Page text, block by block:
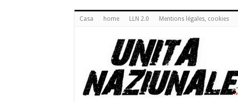
Casa home LLN 2.0 Mentions légales, cookies